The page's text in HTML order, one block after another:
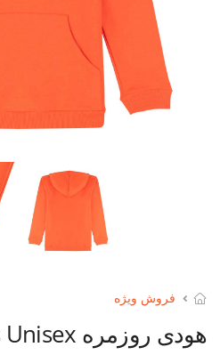
فروش ویژه
هودی روزمره Kids Unisex هکتاتون